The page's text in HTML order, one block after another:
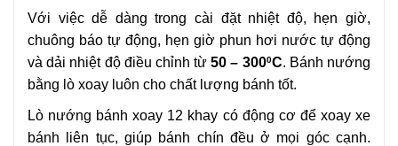
Với việc dễ dàng trong cài đặt nhiệt độ, hẹn giờ,
chuông báo tự động, hẹn giờ phun hơi nước tự động
và dải nhiệt độ điều chỉnh từ 50 – 3000C. Bánh nướng
bằng lò xoay luôn cho chất lượng bánh tốt.
Lò nướng bánh xoay 12 khay có động cơ để xoay xe
bánh liên tục, giúp bánh chín đều ở mọi góc cạnh.